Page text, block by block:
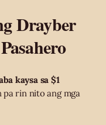
Drayber
kaysa sa $1
rin nito ang mga